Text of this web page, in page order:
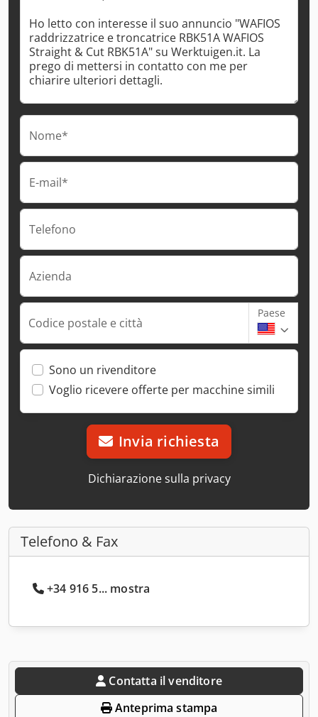
Nome*
E-mail*
Telefono
Azienda
Codice postale e città
Paese
Sono un rivenditore
Voglio ricevere offerte per macchine simili
Invia richiesta
Dichiarazione sulla privacy
Telefono & Fax
+34 916 5... mostra
Contatta il venditore
Anteprima stampa